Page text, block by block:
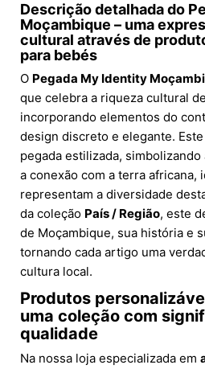
Descrição detalhada do
Moçambique – uma
cultural através de
para bebés
O Pegada My Identity
que celebra a riqueza cultural
incorporando elementos do
design discreto e elegante.
pegada estilizada,
a conexão com a terra africana,
representam a diversidade
da coleção País / Região, este
de Moçambique, sua história e
tornando cada artigo uma
cultura local.
Produtos
uma coleção com
qualidade
Na nossa loja especializada em